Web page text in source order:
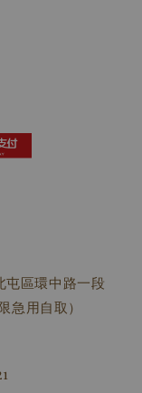
屯區環中路一段
急用自取）